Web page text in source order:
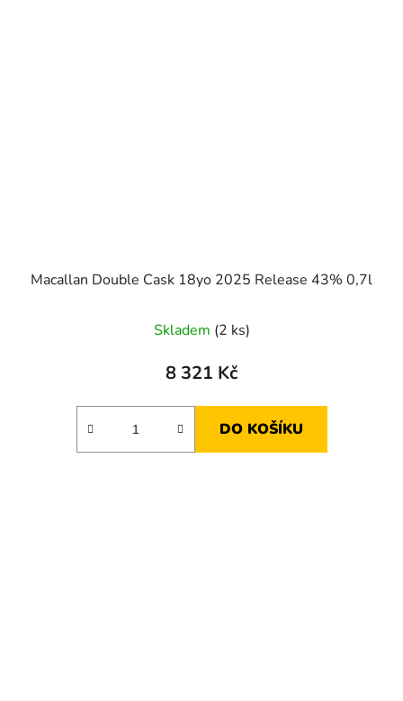
Macallan Double Cask 18yo 2025 Release 43% 0,7l
Skladem (2 ks)
8 321 Kč
DO KOŠÍKU